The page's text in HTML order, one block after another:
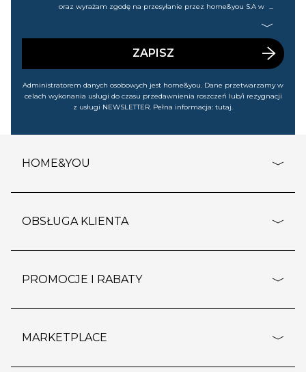
oraz wyrażam zgodę na przesyłanie przez home&you S.A w
wyprzedażach). Wiem, że mogę tę zgodę w każdej chwili
ZAPISZ
Administratorem danych osobowych jest home&you. Dane przetwarzamy w
celach wykonania usługi do czasu przedawnienia roszczeń lub/i rezygnacji
z usługi NEWSLETTER. Pełna informacja: tutaj.
HOME&YOU
o firmie
polityka prywatności
kontakt
OBSŁUGA KLIENTA
dostawy i płatność
wypis z subskrypcji
regulamin sklepu
PROMOCJE I RABATY
outlet
MARKETPLACE